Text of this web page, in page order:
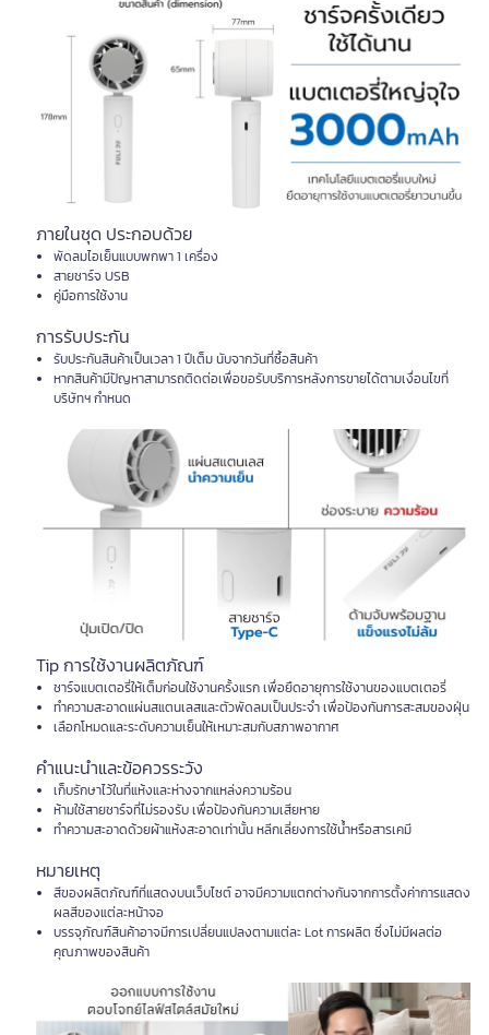
ภายในชุด ประกอบด้วย
พัดลมไอเย็นแบบพกพา 1 เครื่อง
สายชาร์จ USB
คู่มือการใช้งาน
การรับประกัน
รับประกันสินค้าเป็นเวลา 1 ปีเต็ม นับจากวันที่ซื้อสินค้า
หากสินค้ามีปัญหาสามารถติดต่อเพื่อขอรับบริการหลังการขายได้ตามเงื่อนไขที่
บริษัทฯ กำหนด
Tip การใช้งานผลิตภัณฑ์
ชาร์จแบตเตอรี่ให้เต็มก่อนใช้งานครั้งแรก เพื่อยืดอายุการใช้งานของแบตเตอรี่
ทำความสะอาดแผ่นสแตนเลสและตัวพัดลมเป็นประจำ เพื่อป้องกันการสะสมของฝุ่น
เลือกโหมดและระดับความเย็นให้เหมาะสมกับสภาพอากาศ
คำแนะนำและข้อควรระวัง
เก็บรักษาไว้ในที่แห้งและห่างจากแหล่งความร้อน
ห้ามใช้สายชาร์จที่ไม่รองรับ เพื่อป้องกันความเสียหาย
ทำความสะอาดด้วยผ้าแห้งสะอาดเท่านั้น หลีกเลี่ยงการใช้น้ำหรือสารเคมี
หมายเหตุ
สีของผลิตภัณฑ์ที่แสดงบนเว็บไซต์ อาจมีความแตกต่างกันจากการตั้งค่าการแสดง
ผลสีของแต่ละหน้าจอ
บรรจุภัณฑ์สินค้าอาจมีการเปลี่ยนแปลงตามแต่ละ Lot การผลิต ซึ่งไม่มีผลต่อ
คุณภาพของสินค้า